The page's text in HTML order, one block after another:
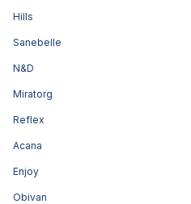
Hills
Sanebelle
N&D
Miratorg
Reflex
Acana
Enjoy
Obivan